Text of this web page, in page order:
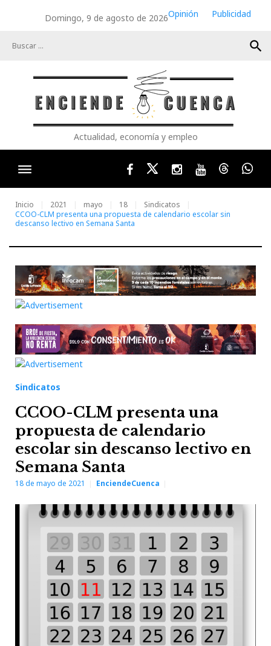
Domingo, 9 de agosto de 2026Opinión
Publicidad
search
Actualidad, economía y empleo
FacebookTwitterInstagram
YoutubeThreads
Inicio 2021 mayo 18
Sindicatos
CCOO-CLM presenta una propuesta de calendario escolar sin
descanso lectivo en Semana Santa
Sindicatos
CCOO-CLM presenta una
propuesta de calendario
escolar sin descanso lectivo en
Semana Santa
18 de mayo de 2021 EnciendeCuenca